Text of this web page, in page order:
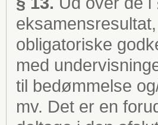
obligatoriske
med
til bedømmelse
mv. Det er en